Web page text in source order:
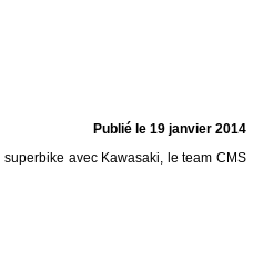
Publié le 19 janvier 2014
avec Kawasaki, le team CMS